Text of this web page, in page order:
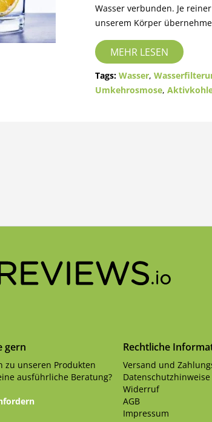
Wasser verbunden. Je
unserem Körper
MEHR LESEN
Tags: Wasser,
Umkehrosmose,
gern
zu unseren Produkten
ausführliche Beratung?
Rechtliche
Versand und
Datenschutzhinweise
Widerruf
AGB
Impressum